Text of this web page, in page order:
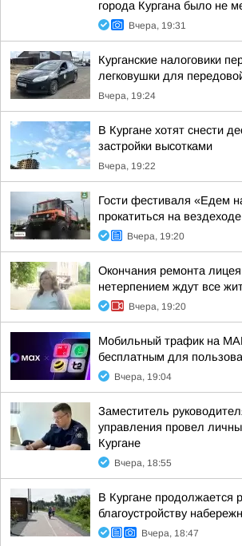
города Кургана было не
Вчера, 19:31
Курганские налоговики
легковушки для
Вчера, 19:24
В Кургане хотят снести
застройки высотками
Вчера, 19:22
Гости фестиваля «Едем
прокатиться на
Вчера, 19:20
Окончания ремонта
нетерпением ждут все
Вчера, 19:20
Мобильный трафик на
бесплатным для
Вчера, 19:04
Заместитель
управления провел
Кургане
Вчера, 18:55
В Кургане продолжается
благоустройству
Вчера, 18:47